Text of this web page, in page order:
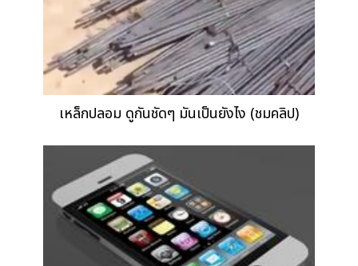
เหล็กปลอม ดูกันชัดๆ มันเป็นยังไง (ชมคลิป)